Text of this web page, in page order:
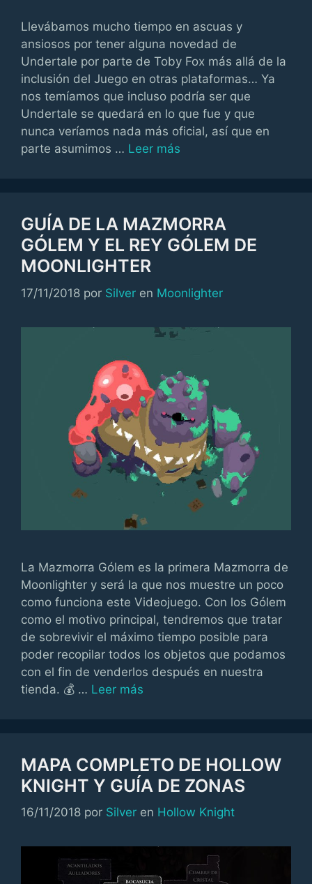
Llevábamos mucho tiempo en ascuas y
ansiosos por tener alguna novedad de
Undertale por parte de Toby Fox más allá de la
inclusión del Juego en otras plataformas… Ya
nos temíamos que incluso podría ser que
Undertale se quedará en lo que fue y que
nunca veríamos nada más oficial, así que en
parte asumimos … Leer más
GUÍA DE LA MAZMORRA
GÓLEM Y EL REY GÓLEM DE
MOONLIGHTER
17/11/2018 por Silver en Categorías
Moonlighter
La Mazmorra Gólem es la primera Mazmorra de
Moonlighter y será la que nos muestre un poco
como funciona este Videojuego. Con los Gólem
como el motivo principal, tendremos que tratar
de sobrevivir el máximo tiempo posible para
poder recopilar todos los objetos que podamos
con el fin de venderlos después en nuestra
tienda. 💰 … Leer más
MAPA COMPLETO DE HOLLOW
KNIGHT Y GUÍA DE ZONAS
16/11/2018 por Silver en Categorías
Hollow Knight